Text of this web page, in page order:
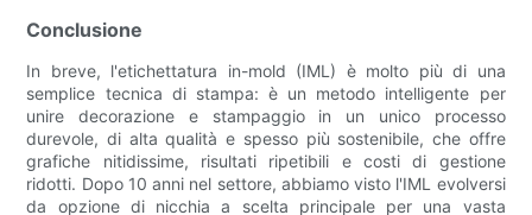
Conclusione
In breve, l'etichettatura in-mold (IML) è molto più di una
semplice tecnica di stampa: è un metodo intelligente per
unire decorazione e stampaggio in un unico processo
durevole, di alta qualità e spesso più sostenibile, che offre
grafiche nitidissime, risultati ripetibili e costi di gestione
ridotti. Dopo 10 anni nel settore, abbiamo visto l'IML evolversi
da opzione di nicchia a scelta principale per una vasta